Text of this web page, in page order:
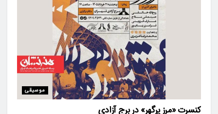
موسیقی
کنسرت «مرز پرگهر» در برج آزادی